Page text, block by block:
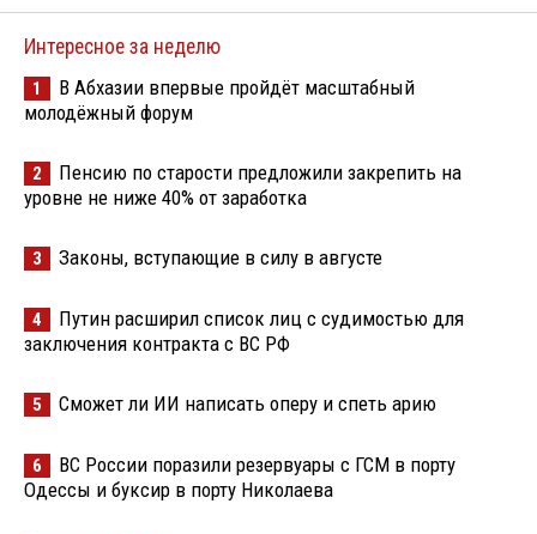
Интересное за неделю
1
В Абхазии впервые пройдёт масштабный
молодёжный форум
2
Пенсию по старости предложили закрепить на
уровне не ниже 40% от заработка
3 Законы, вступающие в силу в августе
4
Путин расширил список лиц с судимостью для
заключения контракта с ВС РФ
5 Сможет ли ИИ написать оперу и спеть арию
6
ВС России поразили резервуары с ГСМ в порту
Одессы и буксир в порту Николаева